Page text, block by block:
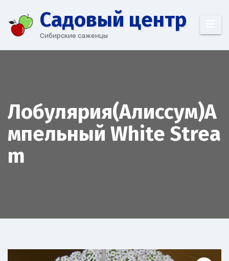
содержимому
Cадовый центр
Сибирские саженцы
Лобулярия(Алиссум)А
мпельный White Strea
m